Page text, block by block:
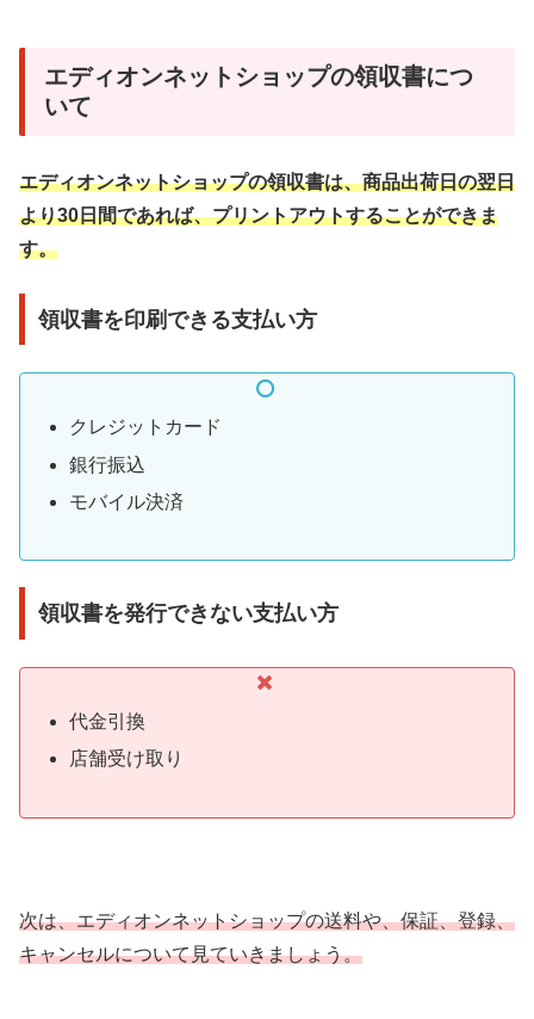
エディオンネットショップの領収書につ
いて
エディオンネットショップの領収書は、商品出荷日の翌日
より30日間であれば、プリントアウトすることができま
す。
領収書を印刷できる支払い方
クレジットカード
銀行振込
モバイル決済
領収書を発行できない支払い方
代金引換
店舗受け取り
次は、エディオンネットショップの送料や、保証、登録、
キャンセルについて見ていきましょう。